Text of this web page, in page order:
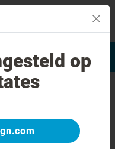
Ιατρού Invisalign
προσώπου
op